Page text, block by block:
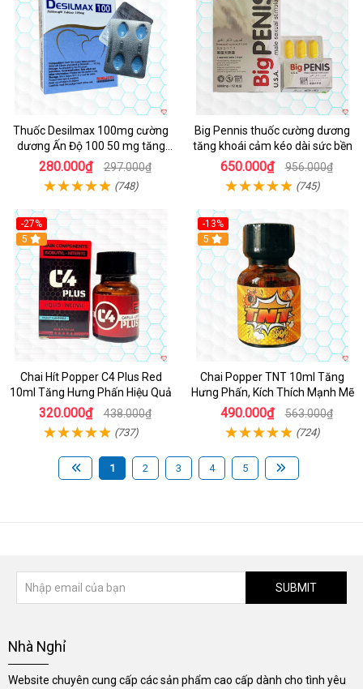
Thuốc Desilmax 100mg cường
dương Ấn Độ 100 50 mg tăng
sinh lý tốt nhất
280.000₫ 297.000₫
(748)
Big Pennis thuốc cường dương
tăng khoái cảm kéo dài sức bền
650.000₫ 956.000₫
(745)
-27%
5
Chai Hít Popper C4 Plus Red
10ml Tăng Hưng Phấn Hiệu Quả
320.000₫ 438.000₫
(737)
-13%
5
Chai Popper TNT 10ml Tăng
Hưng Phấn, Kích Thích Mạnh Mẽ
490.000₫ 563.000₫
(724)
1 2 3 4 5
SUBMIT
Nhà Nghỉ
Website chuyên cung cấp các sản phẩm cao cấp dành cho tình yêu